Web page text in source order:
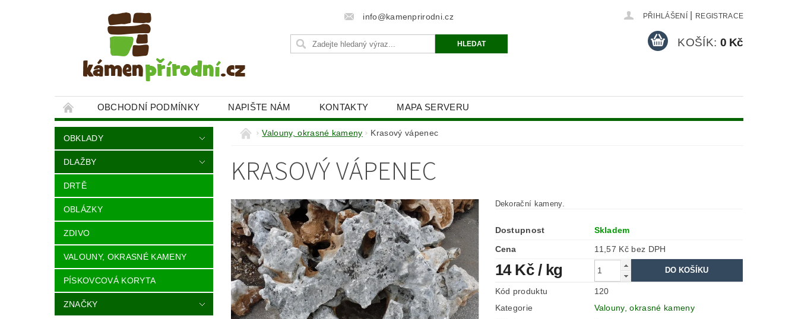
info@kamenprirodni.cz PŘIHLÁŠENÍ REGISTRACE
KOŠÍK: 0 Kč
OBCHODNÍ PODMÍNKY NAPIŠTE NÁM KONTAKTY MAPA SERVERU
OBKLADY
DLAŽBY
DRTĚ
OBLÁZKY
ZDIVO
VALOUNY, OKRASNÉ KAMENY
PÍSKOVCOVÁ KORYTA
ZNAČKY
Valouny, okrasné kameny Krasový vápenec
KRASOVÝ VÁPENEC
Dekorační kameny.
Dostupnost
Skladem
Cena
11,57 Kč bez DPH
14 Kč / kg
Kód produktu
120
Kategorie
Valouny, okrasné kameny